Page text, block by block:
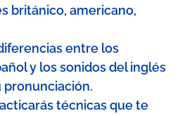
británico, americano,
entre los
y los sonidos del inglés
pronunciación.
técnicas que te